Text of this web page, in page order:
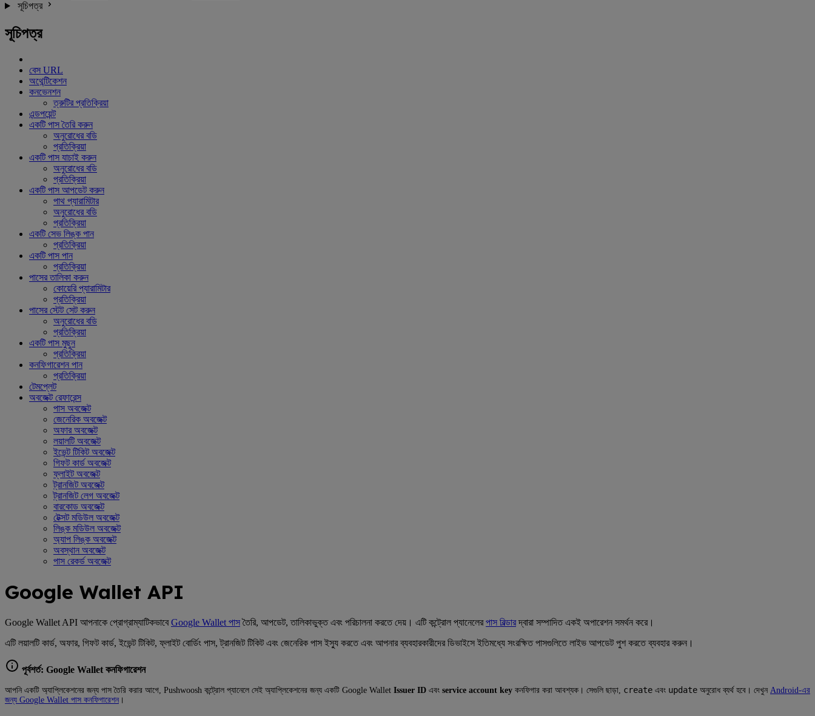
সূচিপত্র
সূচিপত্র
বেস URL
অথেন্টিকেশন
কনভেনশন
ত্রুটির প্রতিক্রিয়া
এন্ডপয়েন্ট
একটি পাস তৈরি করুন
অনুরোধের বডি
প্রতিক্রিয়া
একটি পাস যাচাই করুন
অনুরোধের বডি
প্রতিক্রিয়া
একটি পাস আপডেট করুন
পাথ প্যারামিটার
অনুরোধের বডি
প্রতিক্রিয়া
একটি সেভ লিঙ্ক পান
প্রতিক্রিয়া
একটি পাস পান
প্রতিক্রিয়া
পাসের তালিকা করুন
কোয়েরি প্যারামিটার
প্রতিক্রিয়া
পাসের স্টেট সেট করুন
অনুরোধের বডি
প্রতিক্রিয়া
একটি পাস মুছুন
প্রতিক্রিয়া
কনফিগারেশন পান
প্রতিক্রিয়া
টেমপ্লেট
অবজেক্ট রেফারেন্স
পাস অবজেক্ট
জেনেরিক অবজেক্ট
অফার অবজেক্ট
লয়ালটি অবজেক্ট
ইভেন্ট টিকিট অবজেক্ট
গিফট কার্ড অবজেক্ট
ফ্লাইট অবজেক্ট
ট্রানজিট অবজেক্ট
ট্রানজিট লেগ অবজেক্ট
বারকোড অবজেক্ট
টেক্সট মডিউল অবজেক্ট
লিঙ্ক মডিউল অবজেক্ট
অ্যাপ লিঙ্ক অবজেক্ট
অবস্থান অবজেক্ট
পাস রেকর্ড অবজেক্ট
Google Wallet API
Google Wallet API আপনাকে প্রোগ্রাম্যাটিকভাবেGoogle Wallet পাসতৈরি, আপডেট, তালিকাভুক্ত এবং পরিচালনা করতে দেয়। এটি কন্ট্রোল প্যানেলেরপাস বিল্ডারদ্বারা সম্পাদিত একই অপারেশন সমর্থন করে।
এটি লয়ালটি কার্ড, অফার, গিফট কার্ড, ইভেন্ট টিকিট, ফ্লাইট বোর্ডিং পাস, ট্রানজিট টিকিট এবং জেনেরিক পাস ইস্যু করতে এবং আপনার ব্যবহারকারীদের ডিভাইসে ইতিমধ্যে সংরক্ষিত পাসগুলিতে লাইভ আপডেট পুশ করতে ব্যবহার করুন।
পূর্বশর্ত: Google Wallet কনফিগারেশন
আপনি একটি অ্যাপ্লিকেশনের জন্য পাস তৈরি করার আগে, Pushwoosh কন্ট্রোল প্যানেলে সেই অ্যাপ্লিকেশনের জন্য একটি Google Wallet Issuer ID এবং service account key কনফিগার করা আবশ্যক। সেগুলি ছাড়া, create এবং update অনুরোধ ব্যর্থ হবে। দেখুন Android-এর
জন্য Google Wallet পাস কনফিগারেশন ।